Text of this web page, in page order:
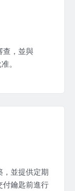
查，並與
。
，並提供定期
付鑰匙前進行